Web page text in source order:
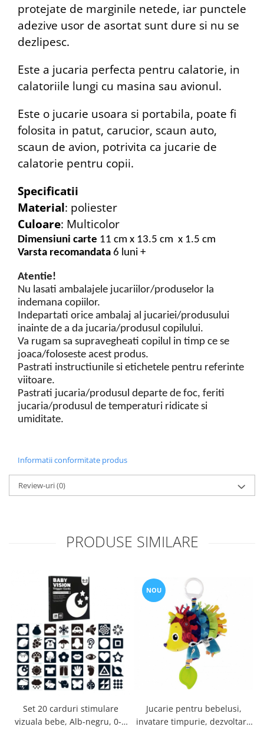
protejate de marginile netede, iar punctele
adezive usor de asortat sunt dure si nu se
dezlipesc.
Este a jucaria perfecta pentru calatorie, in
calatoriile lungi cu masina sau avionul.
Este o jucarie usoara si portabila, poate fi
folosita in patut, carucior, scaun auto,
scaun de avion, potrivita ca jucarie de
calatorie pentru copii.
Specificatii
Material: poliester
Culoare: Multicolor
Dimensiuni carte 11 cm x 13.5 cm x 1.5 cm
Varsta recomandata 6 luni +
Atentie!
Nu lasati ambalajele jucariilor/produselor la
indemana copiilor.
Indepartati orice ambalaj al jucariei/produsului
inainte de a da jucaria/produsul copilului.
Va rugam sa supravegheati copilul in timp ce se
joaca/foloseste acest produs.
Pastrati instructiunile si etichetele pentru referinte
viitoare.
Pastrati jucaria/produsul departe de foc, feriti
jucaria/produsul de temperaturi ridicate si
umiditate.
Informatii conformitate produs
Review-uri(0)
PRODUSE SIMILARE
Set 20 carduri stimulare
vizuala bebe, Alb-negru, 0-3
NOU
Jucarie pentru bebelusi,
invatare timpurie, dezvoltare